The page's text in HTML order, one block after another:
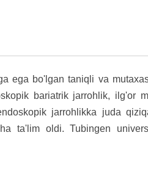
ega bo'lgan taniqli va
bariatrik jarrohlik, ilg'or
jarrohlikka juda
ta'lim oldi. Tubingen